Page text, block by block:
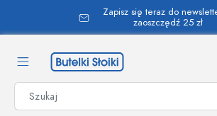
zawartości
Zapisz się teraz do
zaoszczędź 25 zł